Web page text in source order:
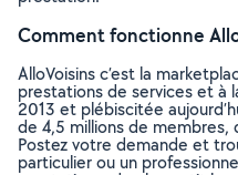
Comment fonctionne
AlloVoisins c’est la
prestations de services et à
2013 et plébiscitée
de 4,5 millions de
Postez votre demande et
particulier ou un